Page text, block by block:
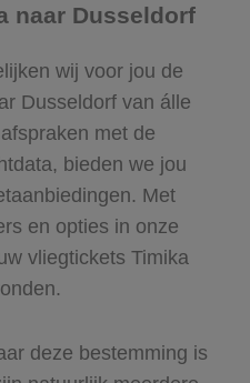
naar Dusseldorf
wij voor jou de
Dusseldorf van álle
met de
bieden we jou
Met
en opties in onze
vliegtickets Timika
deze bestemming is